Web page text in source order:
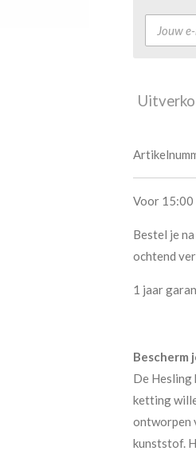
Voor 15:00
Bestel je
ochtend
1 jaar
Bescherm
De Hesling
ketting
ontworpen
kunststof.